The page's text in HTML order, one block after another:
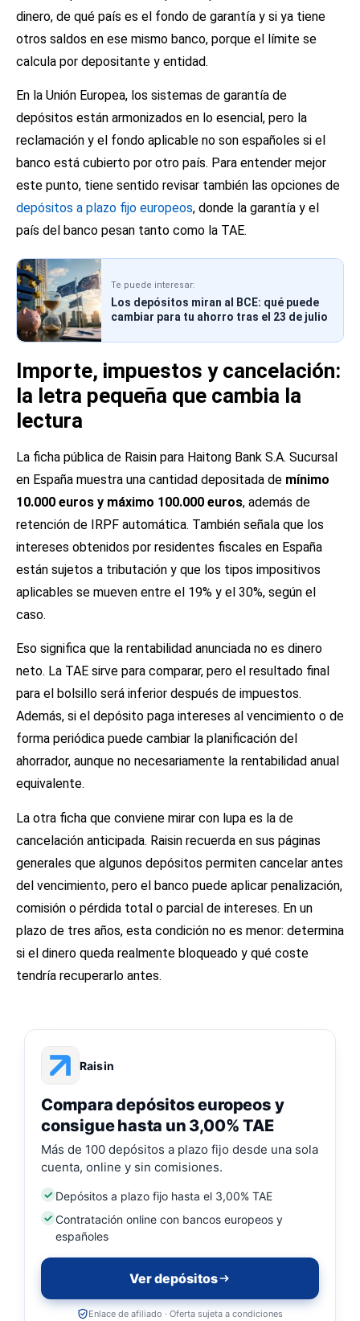
dinero, de qué país es el fondo de garantía y si ya tiene
otros saldos en ese mismo banco, porque el límite se
calcula por depositante y entidad.
En la Unión Europea, los sistemas de garantía de
depósitos están armonizados en lo esencial, pero la
reclamación y el fondo aplicable no son españoles si el
banco está cubierto por otro país. Para entender mejor
este punto, tiene sentido revisar también las opciones de
depósitos a plazo fijo europeos, donde la garantía y el
país del banco pesan tanto como la TAE.
Te puede interesar:
Los depósitos miran al BCE: qué puede
cambiar para tu ahorro tras el 23 de julio
Importe, impuestos y cancelación:
la letra pequeña que cambia la
lectura
La ficha pública de Raisin para Haitong Bank S.A. Sucursal
en España muestra una cantidad depositada de mínimo
10.000 euros y máximo 100.000 euros, además de
retención de IRPF automática. También señala que los
intereses obtenidos por residentes fiscales en España
están sujetos a tributación y que los tipos impositivos
aplicables se mueven entre el 19% y el 30%, según el
caso.
Eso significa que la rentabilidad anunciada no es dinero
neto. La TAE sirve para comparar, pero el resultado final
para el bolsillo será inferior después de impuestos.
Además, si el depósito paga intereses al vencimiento o de
forma periódica puede cambiar la planificación del
ahorrador, aunque no necesariamente la rentabilidad anual
equivalente.
La otra ficha que conviene mirar con lupa es la de
cancelación anticipada. Raisin recuerda en sus páginas
generales que algunos depósitos permiten cancelar antes
del vencimiento, pero el banco puede aplicar penalización,
comisión o pérdida total o parcial de intereses. En un
plazo de tres años, esta condición no es menor: determina
si el dinero queda realmente bloqueado y qué coste
tendría recuperarlo antes.
Raisin
Compara depósitos europeos y
consigue hasta un 3,00% TAE
Más de 100 depósitos a plazo fijo desde una sola
cuenta, online y sin comisiones.
Depósitos a plazo fijo hasta el 3,00% TAE
Contratación online con bancos europeos y
españoles
Ver depósitos
Enlace de afiliado · Oferta sujeta a condiciones